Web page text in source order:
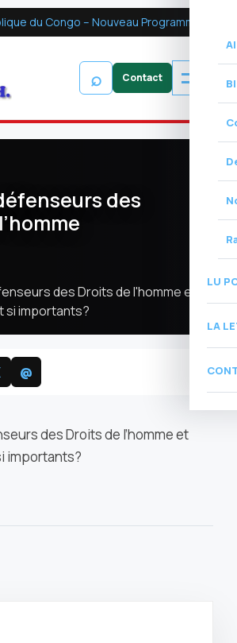
⌕
LU
LA
des
des Droits de l'homme et
si importants?
@
des Droits de l’homme et
importants?